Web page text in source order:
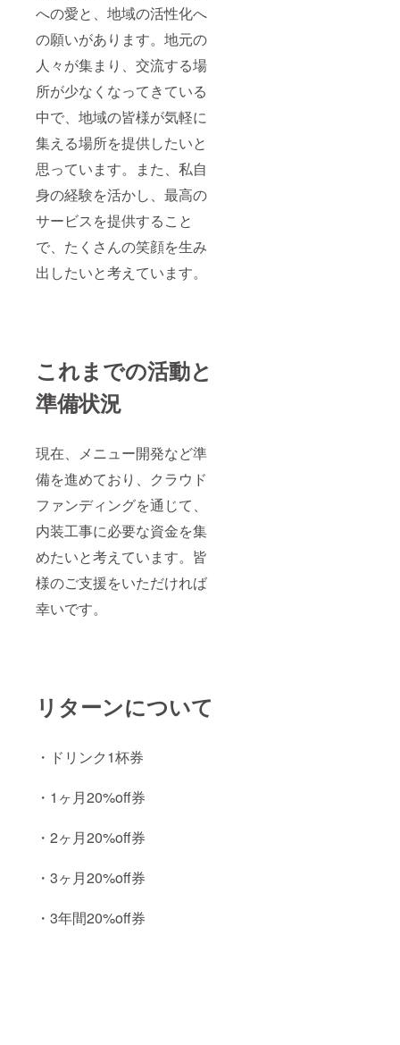
への愛と、地域の活性化へ
の願いがあります。地元の
人々が集まり、交流する場
所が少なくなってきている
中で、地域の皆様が気軽に
集える場所を提供したいと
思っています。また、私自
身の経験を活かし、最高の
サービスを提供すること
で、たくさんの笑顔を生み
出したいと考えています。
これまでの活動と
準備状況
現在、メニュー開発など準
備を進めており、クラウド
ファンディングを通じて、
内装工事に必要な資金を集
めたいと考えています。皆
様のご支援をいただければ
幸いです。
リターンについて
・ドリンク1杯券
・1ヶ月20%off券
・2ヶ月20%off券
・3ヶ月20%off券
・3年間20%off券